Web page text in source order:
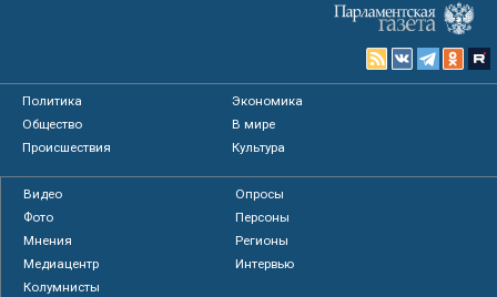
Политика
Экономика
Общество
В мире
Происшествия
Культура
Видео
Опросы
Фото
Персоны
Мнения
Регионы
Медиацентр
Интервью
Колумнисты